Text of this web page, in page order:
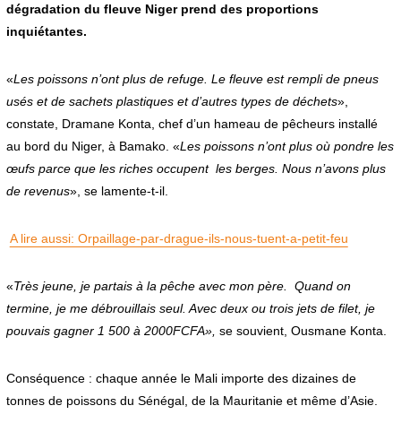
r
2
0
0
dégradation du fleuve Niger prend des proportions
inquiétantes.
«Les poissons n’ont plus de refuge. Le fleuve est rempli de pneus
usés et de sachets plastiques et d’autres types de déchets»,
constate, Dramane Konta, chef d’un hameau de pêcheurs installé
au bord du Niger, à Bamako. «Les poissons n’ont plus où pondre les
œufs parce que les riches occupent les berges. Nous n’avons plus
de revenus», se lamente-t-il.
A lire aussi: Orpaillage-par-drague-ils-nous-tuent-a-petit-feu
«Très jeune, je partais à la pêche avec mon père. Quand on
termine, je me débrouillais seul. Avec deux ou trois jets de filet, je
pouvais gagner 1 500 à 2000FCFA», se souvient, Ousmane Konta.
Conséquence : chaque année le Mali importe des dizaines de
tonnes de poissons du Sénégal, de la Mauritanie et même d’Asie.